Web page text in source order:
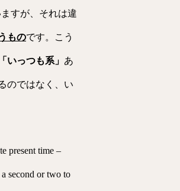
すが、それは違
ものです。こう
「いっつも系」 あ
のではなく、い
present time –
second or two to